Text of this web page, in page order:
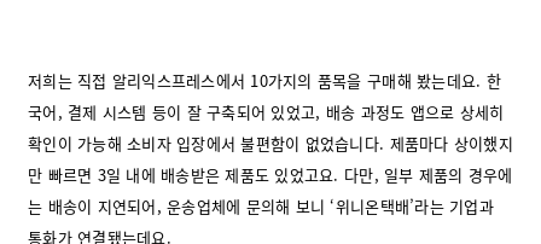
저희는 직접 알리익스프레스에서 10가지의 품목을 구매해 봤는데요. 한
국어, 결제 시스템 등이 잘 구축되어 있었고, 배송 과정도 앱으로 상세히
확인이 가능해 소비자 입장에서 불편함이 없었습니다. 제품마다 상이했지
만 빠르면 3일 내에 배송받은 제품도 있었고요. 다만, 일부 제품의 경우에
는 배송이 지연되어, 운송업체에 문의해 보니 ‘위니온택배’라는 기업과
통화가 연결됐는데요.